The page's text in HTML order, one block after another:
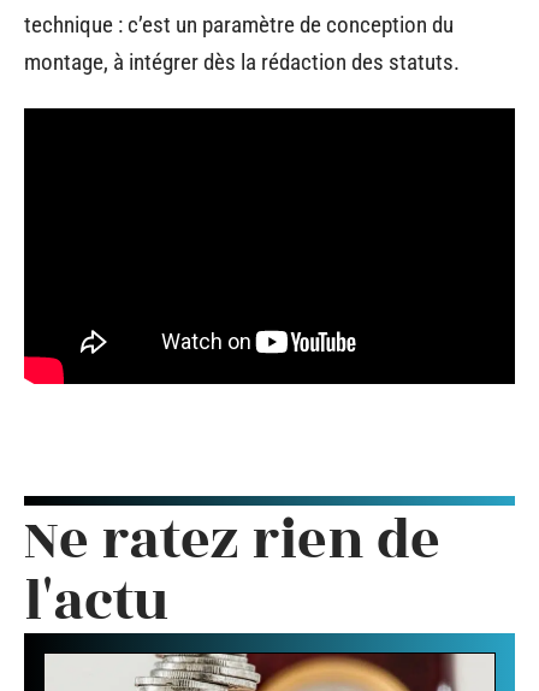
technique : c’est un paramètre de conception du
montage, à intégrer dès la rédaction des statuts.
Ne ratez rien de
l'actu